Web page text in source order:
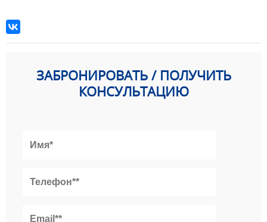
ЗАБРОНИРОВАТЬ / ПОЛУЧИТЬ
КОНСУЛЬТАЦИЮ